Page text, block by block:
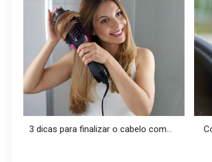
3 dicas para finalizar o cabelo com...